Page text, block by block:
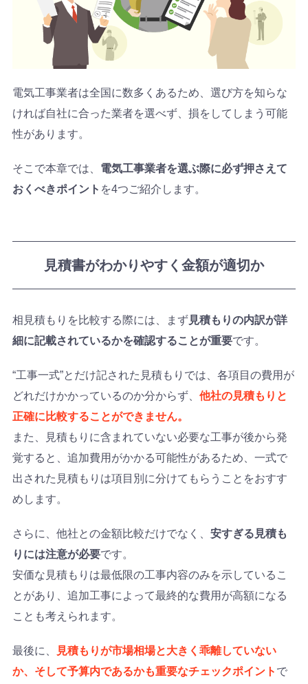
電気工事業者は全国に数多くあるため、選び方を知らな
ければ自社に合った業者を選べず、損をしてしまう可能
性があります。
そこで本章では、 電気工事業者を選ぶ際に必ず押さえて
おくべきポイント を4つご紹介します。
見積書がわかりやすく金額が適切か
相見積もりを比較する際には、まず見積もりの内訳が詳
細に記載されているかを確認することが重要です。
“工事一式”とだけ記された見積もりでは、各項目の費用が
どれだけかかっているのか分からず、 他社の見積もりと
正確に比較することができません。
また、見積もりに含まれていない必要な工事が後から発
覚すると、追加費用がかかる可能性があるため、一式で
出された見積もりは項目別に分けてもらうことをおすす
めします。
さらに、他社との金額比較だけでなく、 安すぎる見積も
りには注意が必要です。
安価な見積もりは最低限の工事内容のみを示しているこ
とがあり、追加工事によって最終的な費用が高額になる
ことも考えられます。
最後に、
見積もりが市場相場と大きく乖離していない
か、そして予算内であるかも重要なチェックポイント で